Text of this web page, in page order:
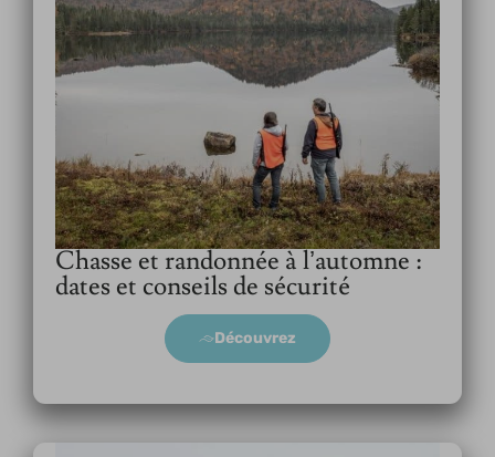
Chasse et randonnée à l’automne :
dates et conseils de sécurité
Découvrez